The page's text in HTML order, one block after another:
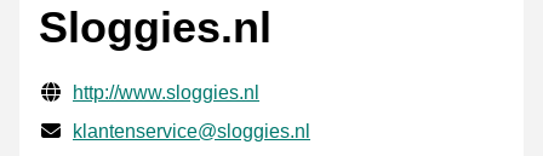
Sloggies.nl
Información de contacto verificada
Website URL
http://www.sloggies.nl
Envía un correo electrónico a
klantenservice@sloggies.nl